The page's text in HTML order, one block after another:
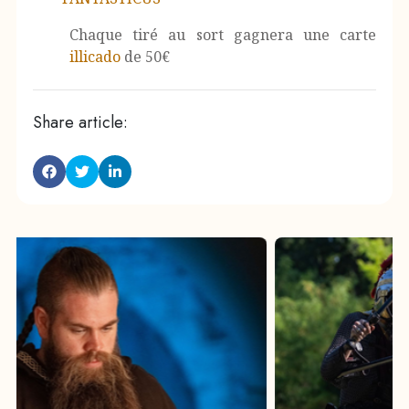
Chaque tiré au sort gagnera une carte
illicado de 50€
Share article: